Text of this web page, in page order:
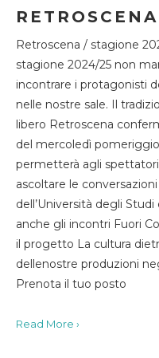
RETROSCENA
Retroscena / stagione
stagione 2024/25 non
incontrare i protagonisti
nelle nostre sale. Il
libero Retroscena
del mercoledì
permetterà agli
ascoltare le
dell’Università degli
anche gli incontri Fuori
il progetto La cultura
dellenostre produzioni
Prenota il tuo posto
Read More ›